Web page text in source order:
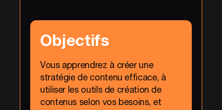
Objectifs
Vous apprendrez à créer une
stratégie de contenu efficace, à
utiliser les outils de création de
contenus selon vos besoins, et